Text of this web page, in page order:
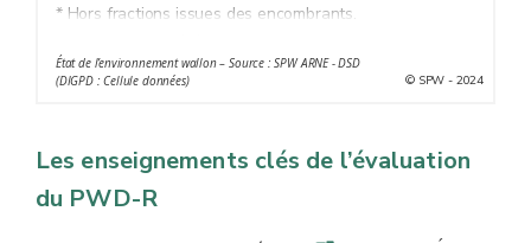
* Hors fractions issues des encombrants.
*** En tenant compte du scénario "prévention".
État de l’environnement wallon – Source : SPW ARNE - DSD
(DIGPD : Cellule données)
© SPW - 2024
Les enseignements clés de l’évaluation
du PWD-R